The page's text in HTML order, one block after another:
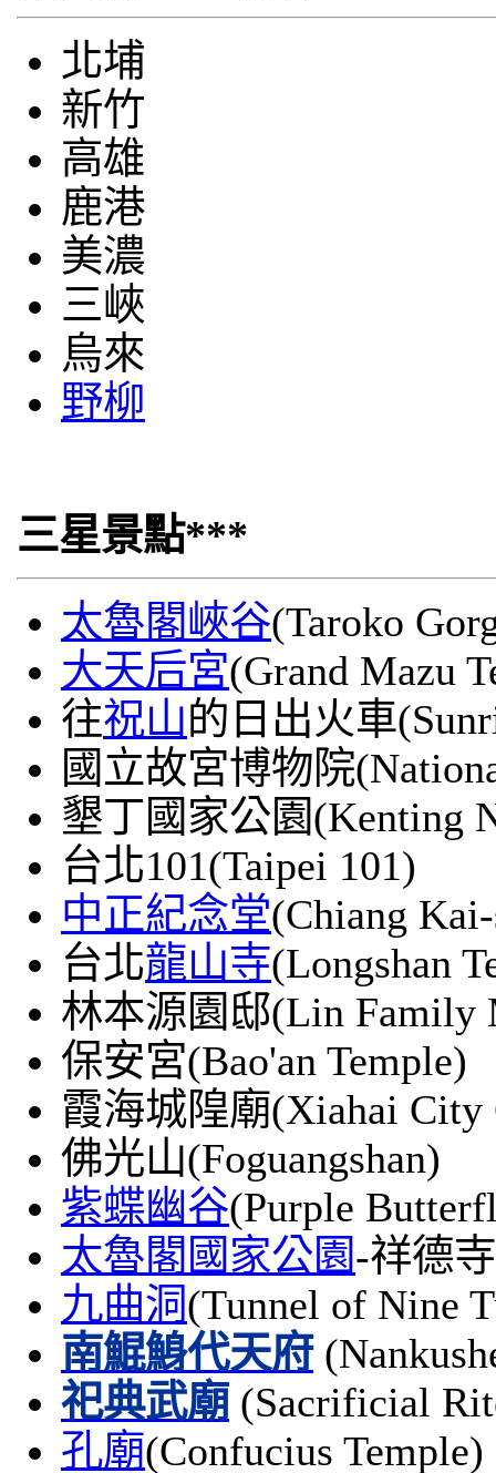
北埔
新竹
高雄
鹿港
美濃
三峽
烏來
野柳
三星景點***
太魯閣峽谷(Taroko
大天后宮(Grand Mazu
往祝山的日出火車
國立故宮博物院
墾丁國家公園(Kenting
台北101(Taipei 101)
中正紀念堂(Chiang
台北龍山寺(Longshan
林本源園邸(Lin Family
保安宮(Bao'an Temple)
霞海城隍廟(Xiahai City
佛光山(Foguangshan)
紫蝶幽谷(Purple
太魯閣國家公園-祥德
九曲洞(Tunnel of Nine
南鯤鯓代天府
祀典武廟 (Sacrificial
孔廟(Confucius Temple)